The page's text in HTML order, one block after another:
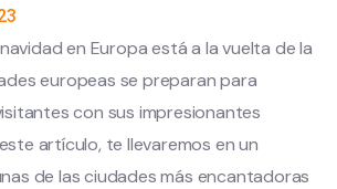
en Europa está a la vuelta de la
europeas se preparan para
con sus impresionantes
artículo, te llevaremos en un
de las ciudades más encantadoras